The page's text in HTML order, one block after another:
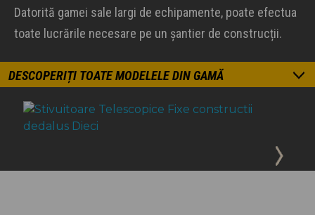
Datorită gamei sale largi de echipamente, poate efectua
toate lucrările necesare pe un șantier de construcții.
DESCOPERIȚI TOATE MODELELE DIN GAMĂ